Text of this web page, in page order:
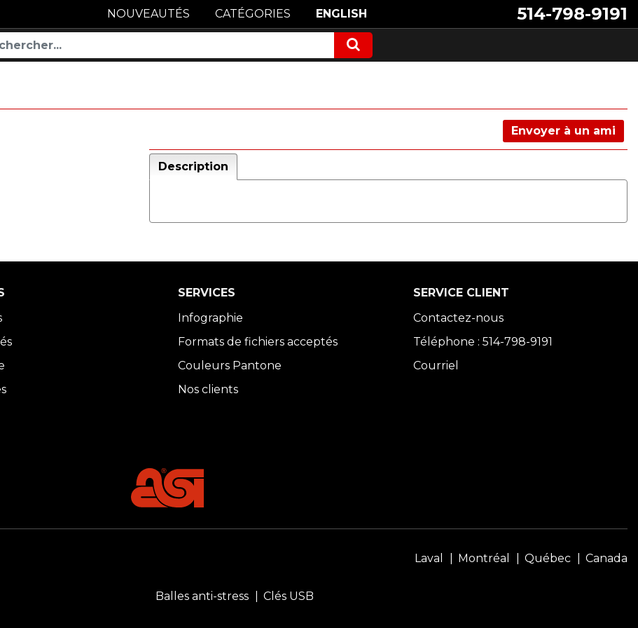
514-798-9191
NOUVEAUTÉS CATÉGORIES ENGLISH
Envoyer à un ami
Description
SERVICES
Infographie
Formats de fichiers acceptés
Couleurs Pantone
Nos clients
SERVICE CLIENT
Contactez-nous
Téléphone : 514-798-9191
Courriel
Laval Montréal Québec Canada
Balles anti-stress Clés USB